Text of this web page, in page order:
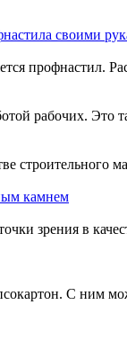
своими
профнастил.
рабочих.
строительного
камнем
зрения в
С ним